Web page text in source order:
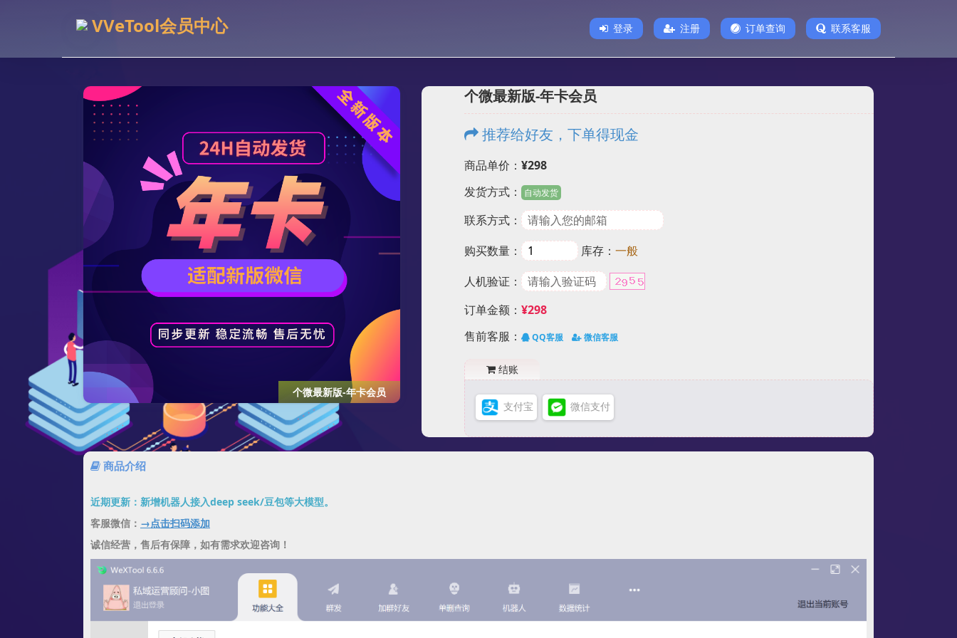
VVeTool会员中心 登录 注册 订单查询 联系客服
个微最新版-年卡会员
个微最新版-年卡会员
推荐给好友，下单得现金
商品单价： ¥298
发货方式：
自动发货
联系方式：
购买数量：
库存： 一般
人机验证：
订单金额： ¥298
售前客服：
QQ客服 微信客服
结账
支付宝 微信支付
商品介绍
近期更新：新增机器人接入deep seek/豆包等大模型。
客服微信： →点击扫码添加
诚信经营，售后有保障，如有需求欢迎咨询！